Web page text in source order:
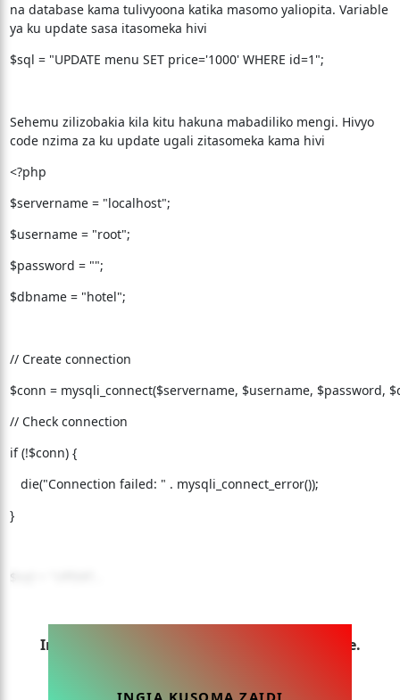
na database kama tulivyoona katika masomo yaliopita. Variable
ya ku update sasa itasomeka hivi
$sql = "UPDATE menu SET price='1000' WHERE id=1";
Sehemu zilizobakia kila kitu hakuna mabadiliko mengi. Hivyo
code nzima za ku update ugali zitasomeka kama hivi
<?php
$servername = "localhost";
$username = "root";
$password = "";
$dbname = "hotel";
// Create connection
$conn = mysqli_connect($servername, $username, $password,
// Check connection
if (!$conn) {
die("Connection failed: " . mysqli_connect_error());
}
$sql = "UPDAT...
Ingia sasa ili uweze kusoma makala hii yote.
INGIA KUSOMA ZAIDI